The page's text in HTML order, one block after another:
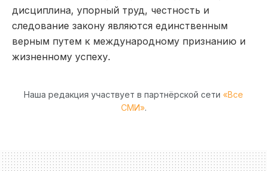
дисциплина, упорный труд, честность и
следование закону являются единственным
верным путем к международному признанию и
жизненному успеху.
Наша редакция участвует в партнёрской сети «Все
СМИ».